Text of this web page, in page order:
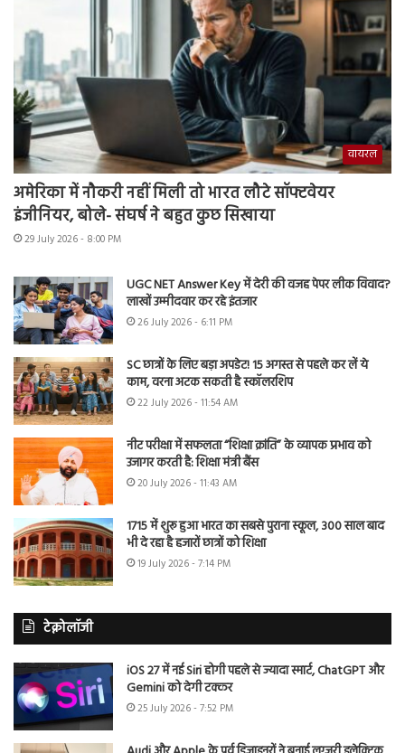
वायरल
अमेरिका में नौकरी नहीं मिली तो भारत लौटे सॉफ्टवेयर
इंजीनियर, बोले- संघर्ष ने बहुत कुछ सिखाया
29 July 2026 - 8:00 PM
UGC NET Answer Key में देरी की वजह पेपर लीक विवाद?
लाखों उम्मीदवार कर रहे इंतजार
26 July 2026 - 6:11 PM
SC छात्रों के लिए बड़ा अपडेट! 15 अगस्त से पहले कर लें ये
काम, वरना अटक सकती है स्कॉलरशिप
22 July 2026 - 11:54 AM
नीट परीक्षा में सफलता “शिक्षा क्रांति” के व्यापक प्रभाव को
उजागर करती है: शिक्षा मंत्री बैंस
20 July 2026 - 11:43 AM
1715 में शुरू हुआ भारत का सबसे पुराना स्कूल, 300 साल बाद
भी दे रहा है हजारों छात्रों को शिक्षा
19 July 2026 - 7:14 PM
टेक्नोलॉजी
iOS 27 में नई Siri होगी पहले से ज्यादा स्मार्ट, ChatGPT और
Gemini को देगी टक्कर
25 July 2026 - 7:52 PM